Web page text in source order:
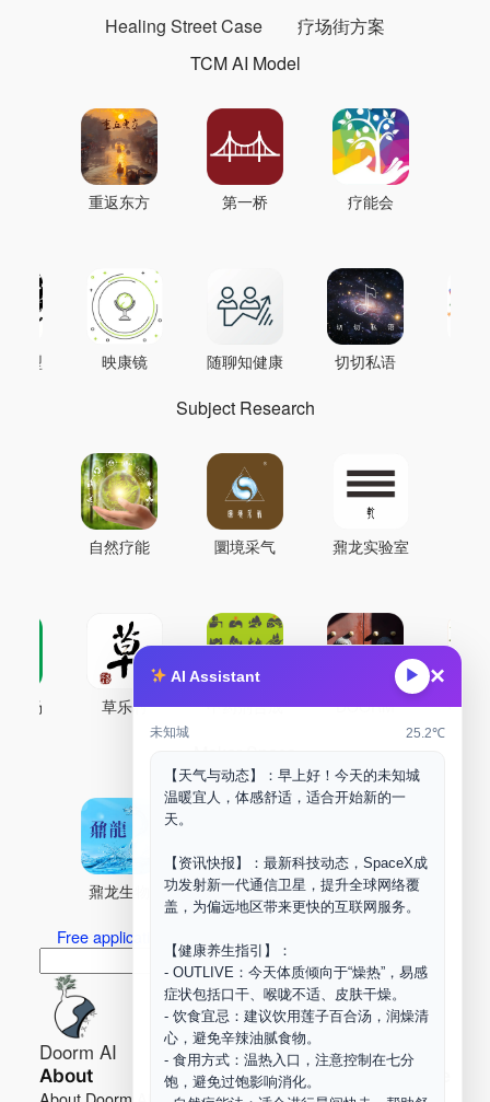
AI Assistant ▶ ×
未知城 25.2℃
【天气与动态】：早上好！今天的未知城
温暖宜人，体感舒适，适合开始新的一
天。
【资讯快报】：最新科技动态，SpaceX成
功发射新一代通信卫星，提升全球网络覆
盖，为偏远地区带来更快的互联网服务。
【健康养生指引】：
- OUTLIVE：今天体质倾向于“燥热”，易感
症状包括口干、喉咙不适、皮肤干燥。
- 饮食宜忌：建议饮用莲子百合汤，润燥清
心，避免辛辣油腻食物。
- 食用方式：温热入口，注意控制在七分
饱，避免过饱影响消化。
Healing Street Case
疗场街方案
TCM AI Model
重返东方 第一桥 疗能会
模型 映康镜 随聊知健康 切切私语
Subject Research
自然疗能 圜境采气 鼐龙实验室
药场 草乐村 中药剂合成 DOORM 中药
鼐龙生物 PLM 商兑园
Free application for “Healing Association Membership”
索
Search
Doorm AI
About